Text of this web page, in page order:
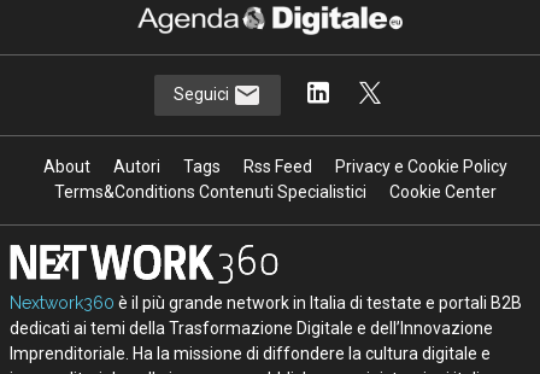
Seguici
About Autori Tags Rss Feed
Privacy e Cookie Policy
Terms&Conditions Contenuti Specialistici
Cookie Center
Nextwork360 è il più grande network in Italia di testate e portali B2B
dedicati ai temi della Trasformazione Digitale e dell’Innovazione
Imprenditoriale. Ha la missione di diffondere la cultura digitale e